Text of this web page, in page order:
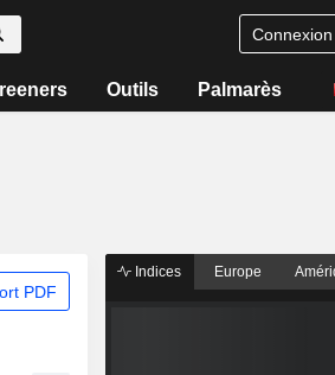
Connexion
Outils Palmarès
PDF
Indices Europe